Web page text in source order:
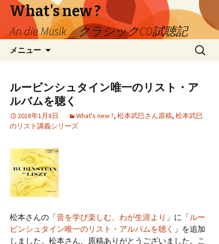
What's new ?
An die Musik クラシックCD試聴記
メニュー
ツ
へ
移
動
検
索:
ルービンシュタイン唯一のリスト・ア
ルバムを聴く
2018年1月8日 What's new ?, 松本武巳さん原稿, 松本武巳
のリスト講義シリーズ
松本さんの「音を学び楽しむ、わが生涯より 」に「ルー
ビンシュタイン唯一のリスト・アルバムを聴く 」を追加
しました。松本さん、原稿ありがとうございました。こ